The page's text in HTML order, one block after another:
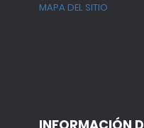
MAPA DEL SITIO